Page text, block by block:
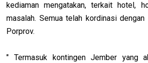
kediaman mengatakan, terkait hotel,
masalah. Semua telah kordinasi
Porprov.
" Termasuk kontingen Jember yang